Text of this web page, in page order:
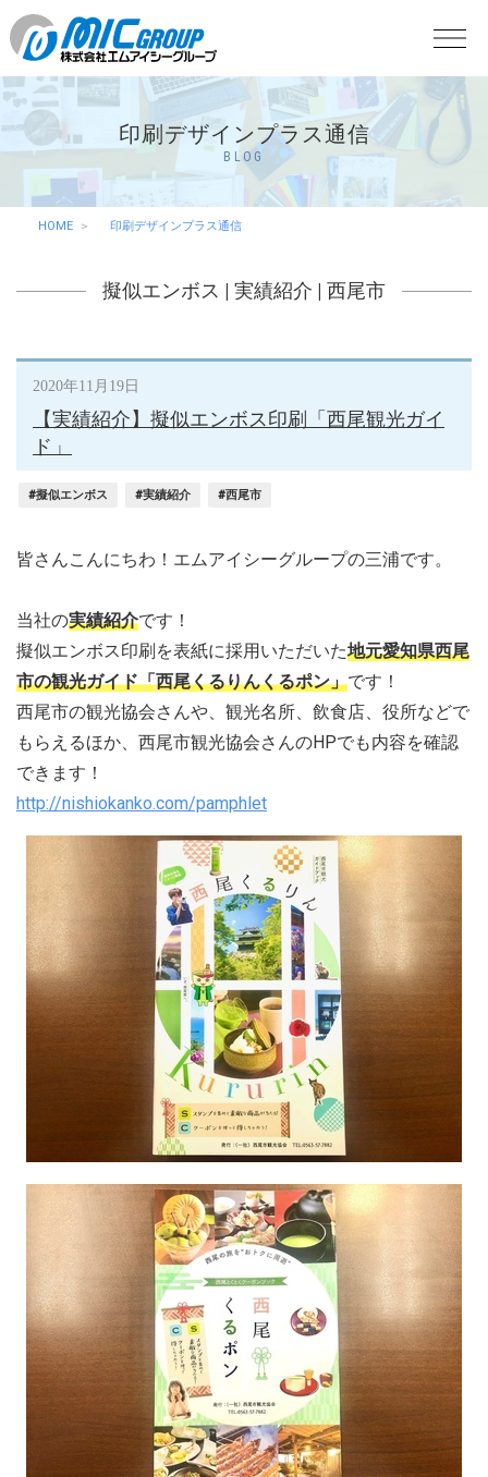
印刷デザインプラス通信
BLOG
HOME 印刷デザインプラス通信
擬似エンボス | 実績紹介 | 西尾市
2020年11月19日
【実績紹介】擬似エンボス印刷「西尾観光ガイ
ド」
#擬似エンボス #実績紹介 #西尾市
皆さんこんにちわ！エムアイシーグループの三浦です。
当社の実績紹介です！
擬似エンボス印刷を表紙に採用いただいた地元愛知県西尾
市の観光ガイド「西尾くるりんくるポン」です！
西尾市の観光協会さんや、観光名所、飲食店、役所などで
もらえるほか、西尾市観光協会さんのHPでも内容を確認
できます！
http://nishiokanko.com/pamphlet